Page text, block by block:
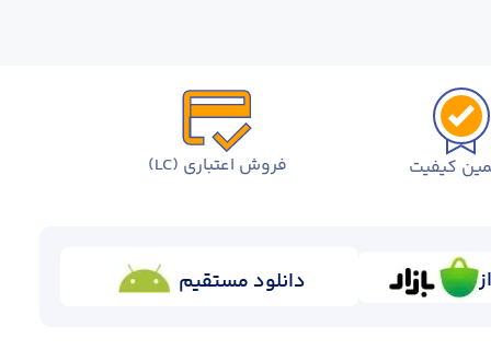
کیفیت فروش اعتباری (LC)
دانلود مستقیم